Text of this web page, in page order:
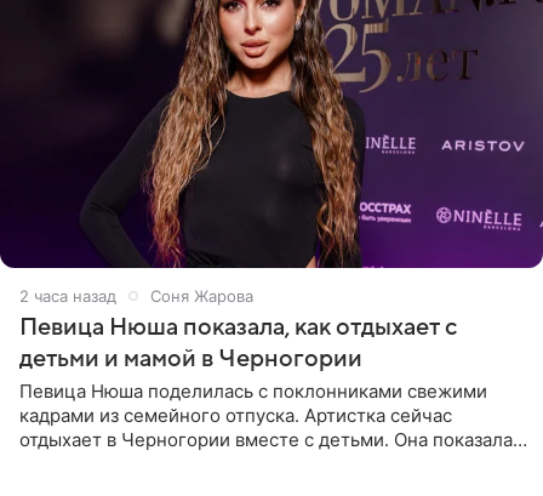
2 часа назад Соня Жарова
Певица Нюша показала, как отдыхает с
детьми и мамой в Черногории
Певица Нюша поделилась с поклонниками свежими
кадрами из семейного отпуска. Артистка сейчас
отдыхает в Черногории вместе с детьми. Она показала,